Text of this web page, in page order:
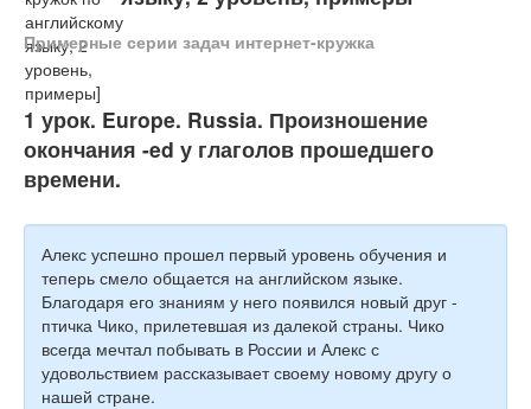
Вебинары
Тесты
Книги
Игры
Примерные серии задач интернет-кружка
1 урок. Europe. Russia. Произношение
окончания -ed у глаголов прошедшего
времени.
Алекс успешно прошел первый уровень обучения и
теперь смело общается на английском языке.
Благодаря его знаниям у него появился новый друг -
птичка Чико, прилетевшая из далекой страны. Чико
всегда мечтал побывать в России и Алекс с
удовольствием рассказывает своему новому другу о
нашей стране.